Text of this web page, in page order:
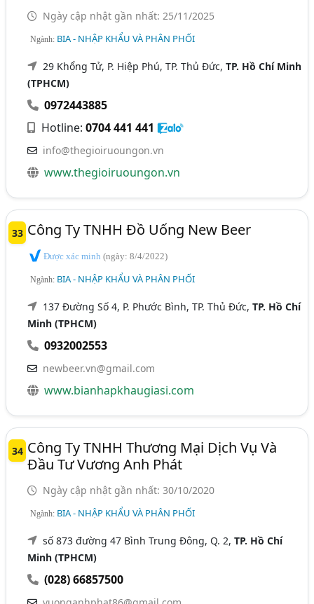
Ngày cập nhật gần nhất: 25/11/2025
Ngành: BIA - NHẬP KHẨU VÀ PHÂN PHỐI
29 Khổng Tử, P. Hiệp Phú, TP. Thủ Đức,TP. Hồ Chí Minh
(TPHCM)
0972443885
Hotline:0704 441 441
info@thegioiruoungon.vn
www.thegioiruoungon.vn
33 Công Ty TNHH Đồ Uống New Beer
Được xác minh(ngày: 8/4/2022)
Ngành: BIA - NHẬP KHẨU VÀ PHÂN PHỐI
137 Đường Số 4, P. Phước Bình, TP. Thủ Đức,TP. Hồ Chí
Minh (TPHCM)
0932002553
newbeer.vn@gmail.com
www.bianhapkhaugiasi.com
34 Công Ty TNHH Thương Mại Dịch Vụ Và
Đầu Tư Vương Anh Phát
Ngày cập nhật gần nhất: 30/10/2020
Ngành: BIA - NHẬP KHẨU VÀ PHÂN PHỐI
số 873 đường 47 Bình Trung Đông, Q. 2,TP. Hồ Chí
Minh (TPHCM)
(028) 66857500